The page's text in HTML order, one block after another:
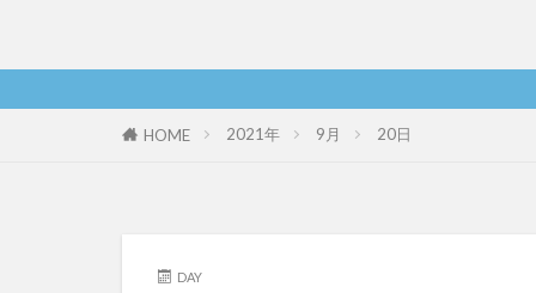
HOME 2021年 9月 20日
DAY